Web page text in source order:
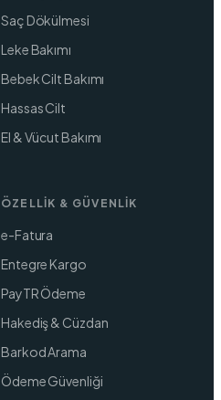
Saç Dökülmesi
Leke Bakımı
Bebek Cilt Bakımı
Hassas Cilt
El & Vücut Bakımı
ÖZELLIK & GÜVENLIK
e-Fatura
Entegre Kargo
PayTR Ödeme
Hakediş & Cüzdan
Barkod Arama
Ödeme Güvenliği